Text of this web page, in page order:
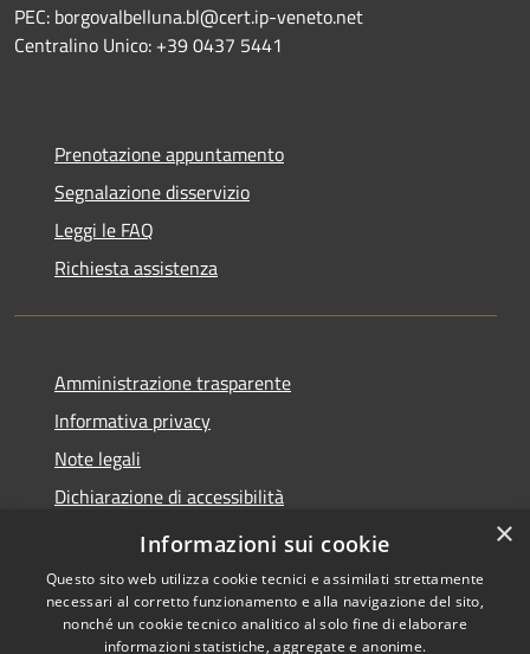
PEC: borgovalbelluna.bl@cert.ip-veneto.net
Centralino Unico: +39 0437 5441
Prenotazione appuntamento
Segnalazione disservizio
Leggi le FAQ
Richiesta assistenza
Amministrazione trasparente
Informativa privacy
Note legali
Dichiarazione di accessibilità
Piano di miglioramento dei servizi
×
Informazioni sui cookie
Questo sito web utilizza cookie tecnici e assimilati strettamente
necessari al corretto funzionamento e alla navigazione del sito,
nonché un cookie tecnico analitico al solo fine di elaborare
informazioni statistiche, aggregate e anonime.